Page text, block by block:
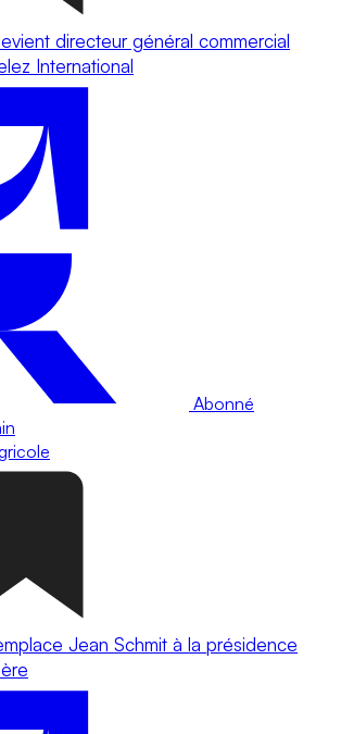
directeur général commercial
International
Abonné
Jean Schmit à la présidence